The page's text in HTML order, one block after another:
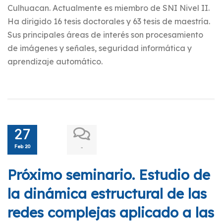
Culhuacan. Actualmente es miembro de SNI Nivel II.
Ha dirigido 16 tesis doctorales y 63 tesis de maestría.
Sus principales áreas de interés son procesamiento
de imágenes y señales, seguridad informática y
aprendizaje automático.
27
Feb 20 -
Próximo seminario. Estudio de
la dinámica estructural de las
redes complejas aplicado a las